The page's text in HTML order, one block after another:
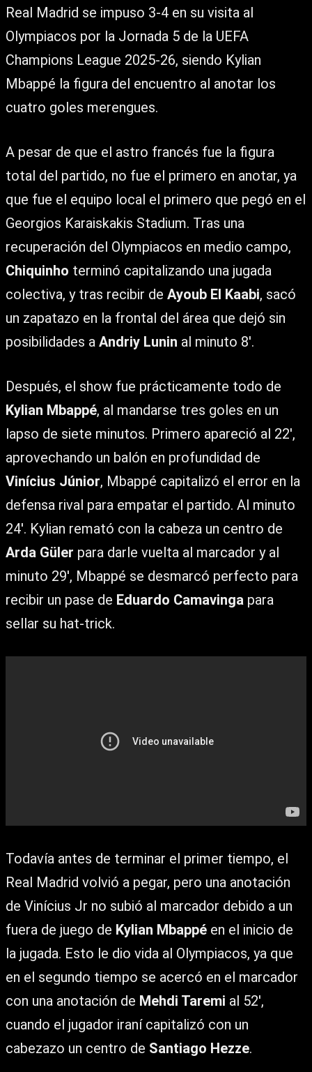
Real Madrid se impuso 3-4 en su visita al
Olympiacos por la Jornada 5 de la UEFA
Champions League 2025-26, siendo Kylian
Mbappé la figura del encuentro al anotar los
cuatro goles merengues.
A pesar de que el astro francés fue la figura
total del partido, no fue el primero en anotar, ya
que fue el equipo local el primero que pegó en el
Georgios Karaiskakis Stadium. Tras una
recuperación del Olympiacos en medio campo,
Chiquinho terminó capitalizando una jugada
colectiva, y tras recibir de Ayoub El Kaabi, sacó
un zapatazo en la frontal del área que dejó sin
posibilidades a Andriy Lunin al minuto 8′.
Después, el show fue prácticamente todo de
Kylian Mbappé, al mandarse tres goles en un
lapso de siete minutos. Primero apareció al 22′,
aprovechando un balón en profundidad de
Vinícius Júnior, Mbappé capitalizó el error en la
defensa rival para empatar el partido. Al minuto
24′. Kylian remató con la cabeza un centro de
Arda Güler para darle vuelta al marcador y al
minuto 29′, Mbappé se desmarcó perfecto para
recibir un pase de Eduardo Camavinga para
sellar su hat-trick.
Todavía antes de terminar el primer tiempo, el
Real Madrid volvió a pegar, pero una anotación
de Vinícius Jr no subió al marcador debido a un
fuera de juego de Kylian Mbappé en el inicio de
la jugada. Esto le dio vida al Olympiacos, ya que
en el segundo tiempo se acercó en el marcador
con una anotación de Mehdi Taremi al 52′,
cuando el jugador iraní capitalizó con un
cabezazo un centro de Santiago Hezze.